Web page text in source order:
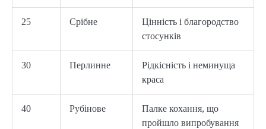
25 Срібне
Цінність і благородство
стосунків
30 Перлинне
Рідкісність і неминуща
краса
40 Рубінове
Палке кохання, що
пройшло випробування